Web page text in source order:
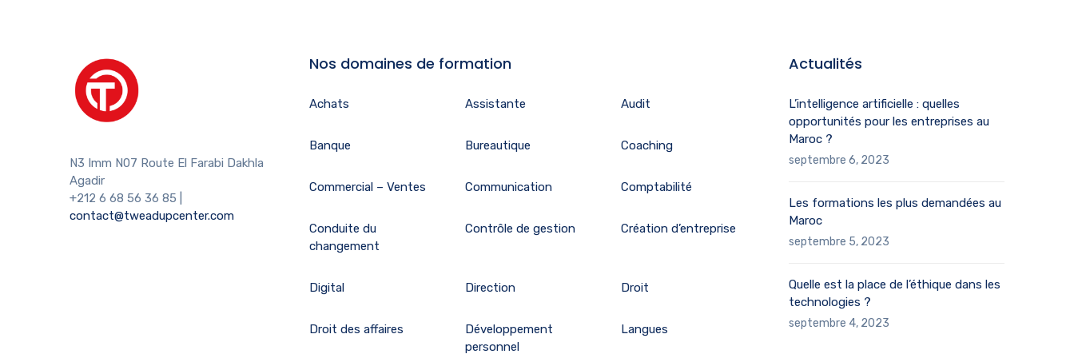
N3 Imm N07 Route El Farabi Dakhla
Agadir
+212 6 68 56 36 85
contact@tweadupcenter.com
Nos domaines de formation
Achats Assistante Audit
Banque Bureautique Coaching
Commercial – Ventes Communication Comptabilité
Conduite du
changement
Contrôle de gestion Création d’entreprise
Digital Direction Droit
Droit des affaires
Développement
personnel
Langues
Actualités
L’intelligence artificielle : quelles
opportunités pour les entreprises au
Maroc ?
septembre 6, 2023
Les formations les plus demandées au
Maroc
septembre 5, 2023
Quelle est la place de l’éthique dans les
technologies ?
septembre 4, 2023